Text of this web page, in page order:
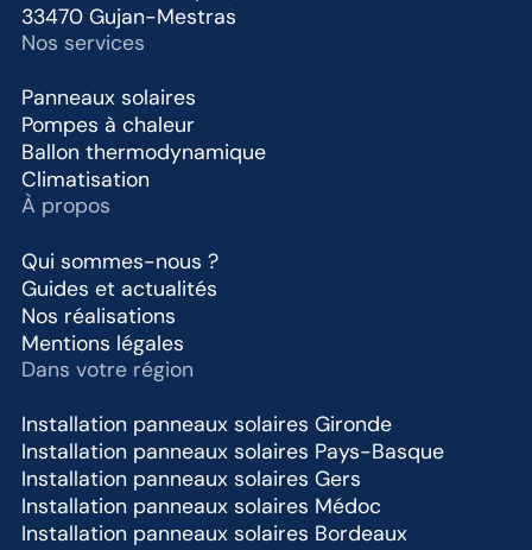
33470 Gujan-Mestras
Nos services
Panneaux solaires
Pompes à chaleur
Ballon thermodynamique
Climatisation
À propos
Qui sommes-nous ?
Guides et actualités
Nos réalisations
Mentions légales
Dans votre région
Installation panneaux solaires Gironde
Installation panneaux solaires Pays-Basque
Installation panneaux solaires Gers
Installation panneaux solaires Médoc
Installation panneaux solaires Bordeaux